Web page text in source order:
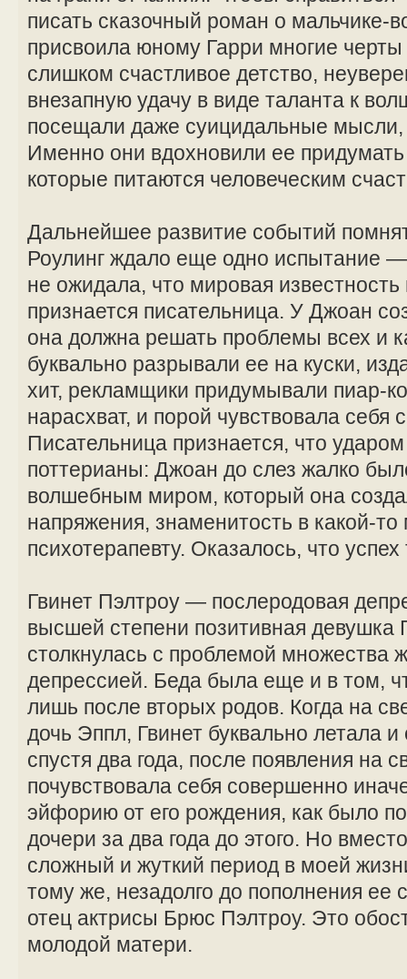
писать сказочный роман о мальчике-
присвоила юному Гарри многие
слишком счастливое детство,
внезапную удачу в виде таланта к
посещали даже суицидальные мысли,
Именно они вдохновили ее
которые питаются человеческим
Дальнейшее развитие событий
Роулинг ждало еще одно испытание
не ожидала, что мировая известность
признается писательница. У Джоан
она должна решать проблемы всех и
буквально разрывали ее на куски,
хит, рекламщики придумывали пиар-
нарасхват, и порой чувствовала себя
Писательница признается, что
поттерианы: Джоан до слез жалко
волшебным миром, который она
напряжения, знаменитость в какой-
психотерапевту. Оказалось, что
Гвинет Пэлтроу — послеродовая
высшей степени позитивная девушка
столкнулась с проблемой
депрессией. Беда была еще и в том,
лишь после вторых родов. Когда на
дочь Эппл, Гвинет буквально летала
спустя два года, после появления на
почувствовала себя совершенно
эйфорию от его рождения, как было
дочери за два года до этого. Но
сложный и жуткий период в моей
тому же, незадолго до пополнения ее
отец актрисы Брюс Пэлтроу. Это
молодой матери.